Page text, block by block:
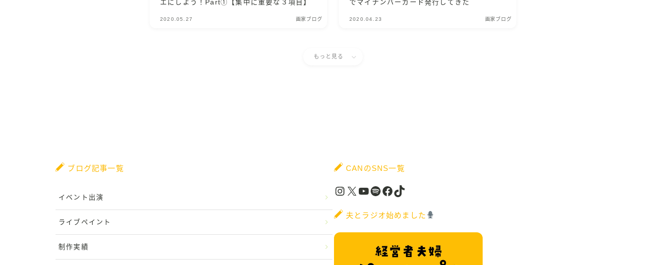
エにしよう！Part①【集中に重要な３項目】
2020.05.27 画家ブログ
でマイナンバーカード発行してきた
2020.04.23 画家ブログ
もっと見る
ブログ記事一覧
イベント出演
ライブペイント
制作実績
CANのSNS一覧
Instagram X YouTube Spotify Facebook TikTok
夫とラジオ始めました